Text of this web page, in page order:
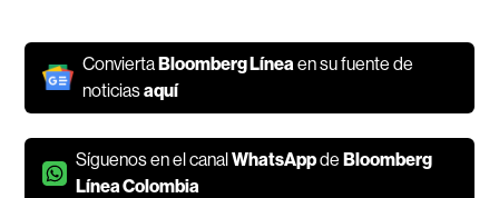
ConviertaBloomberg Línea en su fuente de
noticiasaquí
Síguenos en el canalWhatsAppdeBloomberg
Línea Colombia